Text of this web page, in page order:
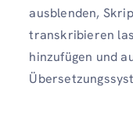
ausblenden,
transkribieren
hinzufügen und